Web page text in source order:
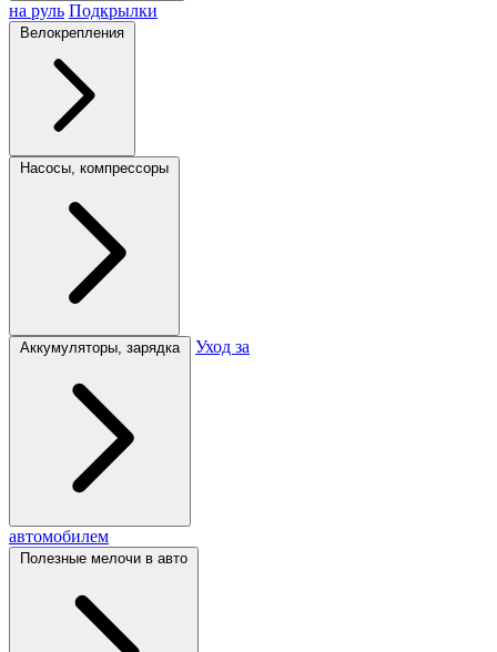
на руль Подкрылки
Велокрепления
Насосы, компрессоры
Аккумуляторы, зарядка Уход за
автомобилем
Полезные мелочи в авто